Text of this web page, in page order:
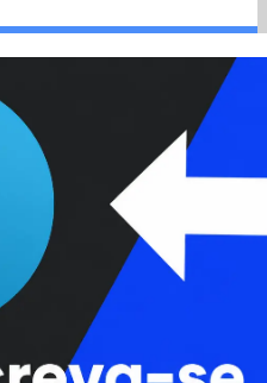
Colunas
Colaboradores
Cursos